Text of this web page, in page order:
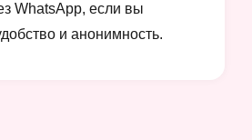
WhatsApp, если вы
и анонимность.